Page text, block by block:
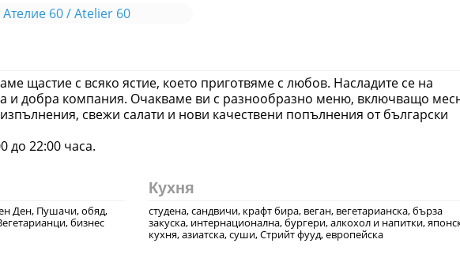
60 / Atelier 60
щастие с всяко ястие, което приготвяме с любов. Насладите се на
и добра компания. Очакваме ви с разнообразно меню, включващо
свежи салати и нови качествени попълнения от български
Ден, Пушачи, обяд,
бизнес
Кухня
студена, сандвичи, крафт бира, веган, вегeтарианска, бърза
закуска, интернационална, бургери, алкохол и напитки,
кухня, азиатска, суши, Стрийт фууд, европейска